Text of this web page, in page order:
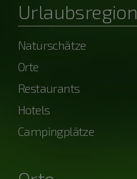
Urlaubsregion
Naturschätze
Orte
Restaurants
Hotels
Campingplätze